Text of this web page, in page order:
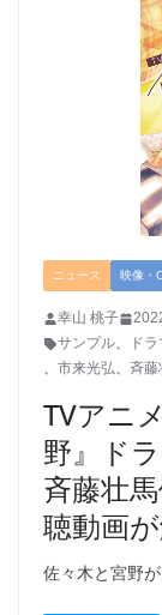
ニュース 映像・
幸山 桃子
サンプル、 ド
、 市来光弘、 斉藤
TVアニ
野』ド
斉藤壮
聴動画が
佐々木と宮野